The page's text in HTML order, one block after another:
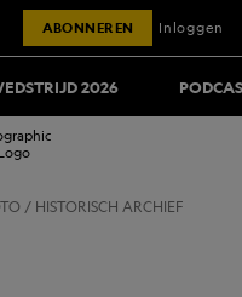
2026
ABONNEREN Inloggen
/ HISTORISCH ARCHIEF